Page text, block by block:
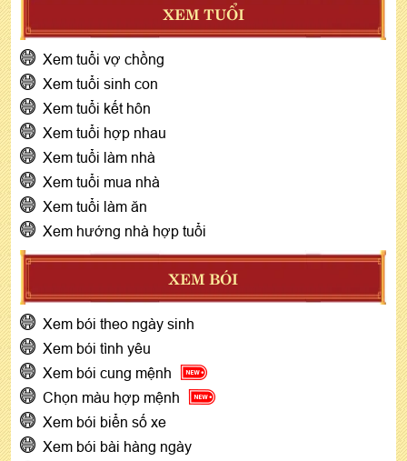
XEM TUỔI
Xem tuổi vợ chồng
Xem tuổi sinh con
Xem tuổi kết hôn
Xem tuổi hợp nhau
Xem tuổi làm nhà
Xem tuổi mua nhà
Xem tuổi làm ăn
Xem hướng nhà hợp tuổi
XEM BÓI
Xem bói theo ngày sinh
Xem bói tình yêu
Xem bói cung mệnh
Chọn màu hợp mệnh
Xem bói biển số xe
Xem bói bài hàng ngày